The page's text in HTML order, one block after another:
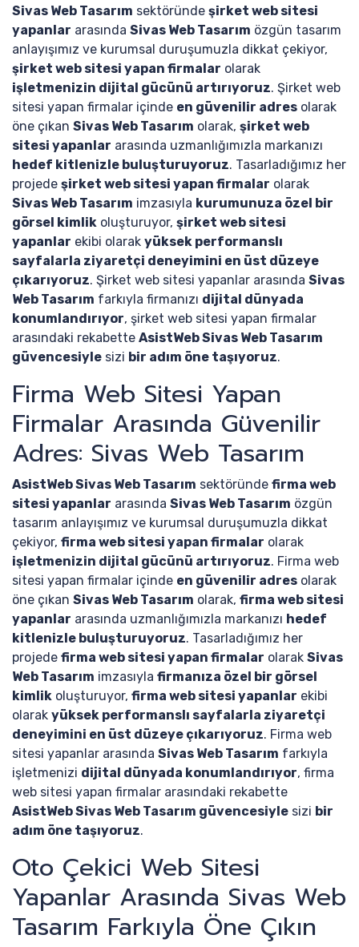
Sivas Web Tasarım sektöründe şirket web sitesi
yapanlar arasında Sivas Web Tasarım özgün tasarım
anlayışımız ve kurumsal duruşumuzla dikkat çekiyor,
şirket web sitesi yapan firmalar olarak
işletmenizin dijital gücünü artırıyoruz. Şirket web
sitesi yapan firmalar içinde en güvenilir adres olarak
öne çıkan Sivas Web Tasarım olarak, şirket web
sitesi yapanlar arasında uzmanlığımızla markanızı
hedef kitlenizle buluşturuyoruz. Tasarladığımız her
projede şirket web sitesi yapan firmalar olarak
Sivas Web Tasarım imzasıyla kurumunuza özel bir
görsel kimlik oluşturuyor, şirket web sitesi
yapanlar ekibi olarak yüksek performanslı
sayfalarla ziyaretçi deneyimini en üst düzeye
çıkarıyoruz. Şirket web sitesi yapanlar arasında Sivas
Web Tasarım farkıyla firmanızı dijital dünyada
konumlandırıyor, şirket web sitesi yapan firmalar
arasındaki rekabette AsistWeb Sivas Web Tasarım
güvencesiyle sizi bir adım öne taşıyoruz.
Firma Web Sitesi Yapan
Firmalar Arasında Güvenilir
Adres: Sivas Web Tasarım
AsistWeb Sivas Web Tasarım sektöründe firma web
sitesi yapanlar arasında Sivas Web Tasarım özgün
tasarım anlayışımız ve kurumsal duruşumuzla dikkat
çekiyor, firma web sitesi yapan firmalar olarak
işletmenizin dijital gücünü artırıyoruz. Firma web
sitesi yapan firmalar içinde en güvenilir adres olarak
öne çıkan Sivas Web Tasarım olarak, firma web sitesi
yapanlar arasında uzmanlığımızla markanızı hedef
kitlenizle buluşturuyoruz. Tasarladığımız her
projede firma web sitesi yapan firmalar olarak Sivas
Web Tasarım imzasıyla firmanıza özel bir görsel
kimlik oluşturuyor, firma web sitesi yapanlar ekibi
olarak yüksek performanslı sayfalarla ziyaretçi
deneyimini en üst düzeye çıkarıyoruz. Firma web
sitesi yapanlar arasında Sivas Web Tasarım farkıyla
işletmenizi dijital dünyada konumlandırıyor, firma
web sitesi yapan firmalar arasındaki rekabette
AsistWeb Sivas Web Tasarım güvencesiyle sizi bir
adım öne taşıyoruz.
Oto Çekici Web Sitesi
Yapanlar Arasında Sivas Web
Tasarım Farkıyla Öne Çıkın